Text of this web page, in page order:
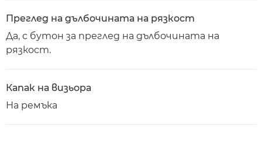
Преглед на дълбочината на рязкост
Да, с бутон за преглед на дълбочината на
рязкост.
Капак на визьора
На ремъка